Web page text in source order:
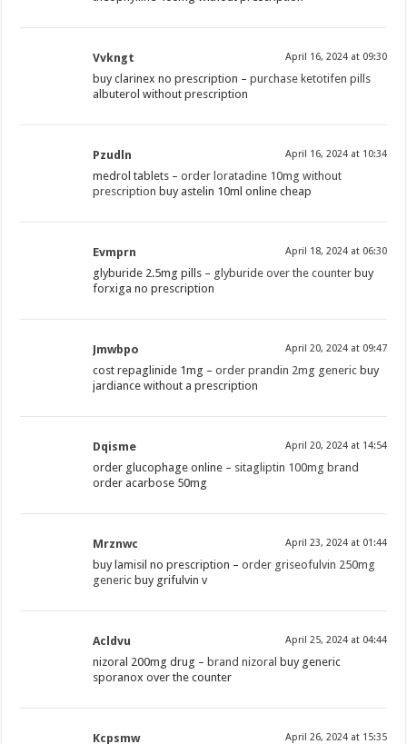
Vvkngt April 16, 2024 at 09:30
buy clarinex no prescription –purchase ketotifen pills
albuterol without prescription
Pzudln April 16, 2024 at 10:34
medrol tablets –order loratadine 10mg without
prescription buy astelin 10ml online cheap
Evmprn April 18, 2024 at 06:30
glyburide 2.5mg pills – glyburide over the counter buy
forxiga no prescription
Jmwbpo April 20, 2024 at 09:47
cost repaglinide 1mg –order prandin 2mg generic buy
jardiance without a prescription
Dqisme April 20, 2024 at 14:54
order glucophage online – sitagliptin 100mg brand
order acarbose 50mg
Mrznwc April 23, 2024 at 01:44
buy lamisil no prescription –order griseofulvin 250mg
generic buy grifulvin v
Acldvu April 25, 2024 at 04:44
nizoral 200mg drug – brand nizoral buy generic
sporanox over the counter
Kcpsmw April 26, 2024 at 15:35